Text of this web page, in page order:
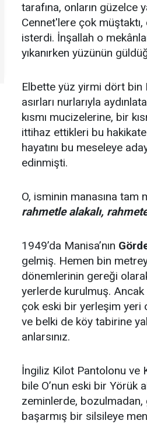
tarafına, onların güzelce
Cennet'lere çok
isterdi. İnşallah o
yıkanırken yüzünün
Elbette yüz yirmi dört bin
asırları nurlarıyla
kısmı mucizelerine, bir
ittihaz ettikleri bu
hayatını bu meseleye
edinmişti.
O, isminin manasına tam
rahmetle alakalı,
1949’da Manisa’nın
gelmiş. Hemen bin
dönemlerinin gereği
yerlerde kurulmuş.
çok eski bir yerleşim yeri
ve belki de köy tabirine
anlarsınız.
İngiliz Kilot Pantolonu ve
bile O’nun eski bir Yörük
zeminlerde,
başarmış bir silsileye